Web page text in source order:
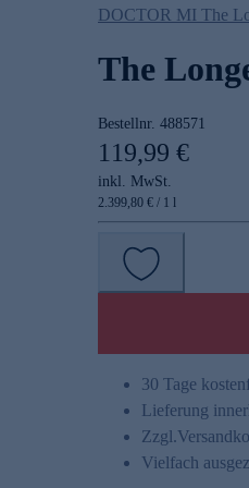
DOCTOR MI The
The
Bestellnr. 488571
119,99 €
inkl. MwSt.
2.399,80 € / 1 l
30 Tage
Lieferung
Zzgl.
Vielfach